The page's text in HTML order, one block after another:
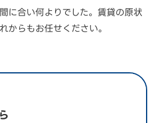
に合い何よりでした。賃貸の原状
からもお任せください。